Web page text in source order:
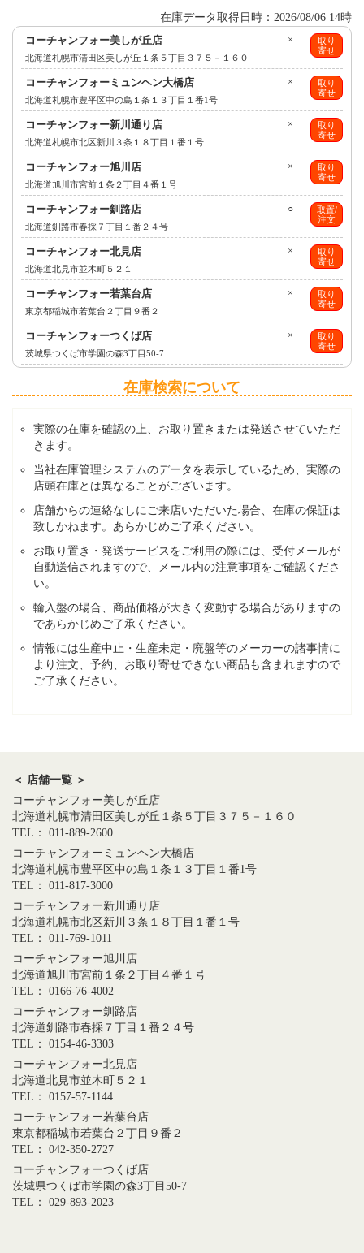
在庫データ取得日時：2026/08/06 14時
取り
寄せ
×
コーチャンフォー美しが丘店
北海道札幌市清田区美しが丘１条５丁目３７５－１６０
取り
寄せ
×
コーチャンフォーミュンヘン大橋店
北海道札幌市豊平区中の島１条１３丁目１番1号
取り
寄せ
×
コーチャンフォー新川通り店
北海道札幌市北区新川３条１８丁目１番１号
取り
寄せ
×
コーチャンフォー旭川店
北海道旭川市宮前１条２丁目４番１号
取置/
注文
○
コーチャンフォー釧路店
北海道釧路市春採７丁目１番２４号
取り
寄せ
×
コーチャンフォー北見店
北海道北見市並木町５２１
取り
寄せ
×
コーチャンフォー若葉台店
東京都稲城市若葉台２丁目９番２
取り
寄せ
×
コーチャンフォーつくば店
茨城県つくば市学園の森3丁目50-7
在庫検索について
実際の在庫を確認の上、お取り置きまたは発送させていただ
きます。
当社在庫管理システムのデータを表示しているため、実際の
店頭在庫とは異なることがございます。
店舗からの連絡なしにご来店いただいた場合、在庫の保証は
致しかねます。あらかじめご了承ください。
お取り置き・発送サービスをご利用の際には、受付メールが
自動送信されますので、メール内の注意事項をご確認くださ
い。
輸入盤の場合、商品価格が大きく変動する場合がありますの
であらかじめご了承ください。
情報には生産中止・生産未定・廃盤等のメーカーの諸事情に
より注文、予約、お取り寄せできない商品も含まれますので
ご了承ください。
＜ 店舗一覧 ＞
コーチャンフォー美しが丘店
北海道札幌市清田区美しが丘１条５丁目３７５－１６０
TEL： 011-889-2600
コーチャンフォーミュンヘン大橋店
北海道札幌市豊平区中の島１条１３丁目１番1号
TEL： 011-817-3000
コーチャンフォー新川通り店
北海道札幌市北区新川３条１８丁目１番１号
TEL： 011-769-1011
コーチャンフォー旭川店
北海道旭川市宮前１条２丁目４番１号
TEL： 0166-76-4002
コーチャンフォー釧路店
北海道釧路市春採７丁目１番２４号
TEL： 0154-46-3303
コーチャンフォー北見店
北海道北見市並木町５２１
TEL： 0157-57-1144
コーチャンフォー若葉台店
東京都稲城市若葉台２丁目９番２
TEL： 042-350-2727
コーチャンフォーつくば店
茨城県つくば市学園の森3丁目50-7
TEL： 029-893-2023